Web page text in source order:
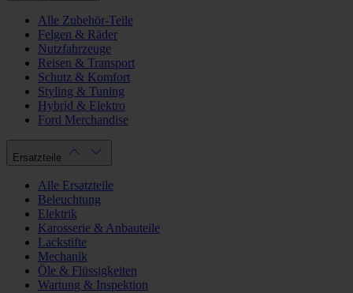
Alle Zubehör-Teile
Felgen & Räder
Nutzfahrzeuge
Reisen & Transport
Schutz & Komfort
Styling & Tuning
Hybrid & Elektro
Ford Merchandise
Ersatzteile
Alle Ersatzteile
Beleuchtung
Elektrik
Karosserie & Anbauteile
Lackstifte
Mechanik
Öle & Flüssigkeiten
Wartung & Inspektion